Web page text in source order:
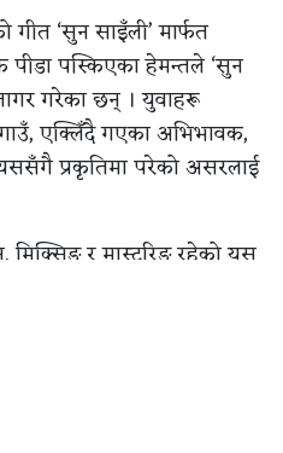
‘सुन साइँली’ मार्फत
पीडा पस्किएका हेमन्तले ‘सुन
गरेका छन् । युवाहरू
एक्लिँदै गएका अभिभावक,
प्रकृतिमा परेको असरलाई
मिक्सिङ र मास्टरिङ रहेको यस